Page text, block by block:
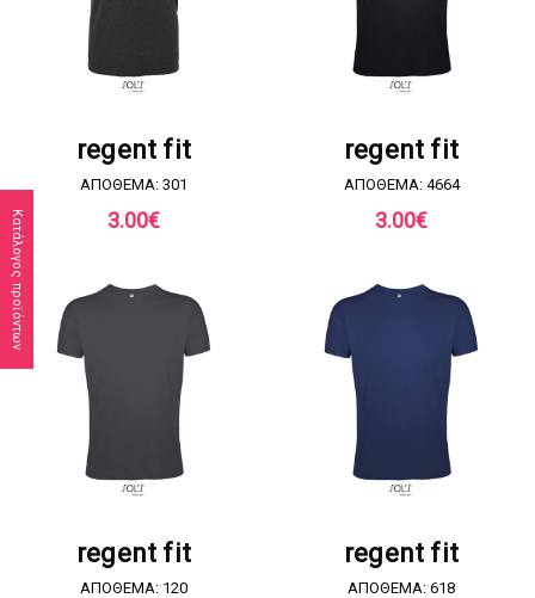
Κατάλογος προϊόντων
regent fit
ΑΠΟΘΕΜΑ: 301
3.00€
regent fit
ΑΠΟΘΕΜΑ: 4664
3.00€
regent fit
ΑΠΟΘΕΜΑ: 120
regent fit
ΑΠΟΘΕΜΑ: 618